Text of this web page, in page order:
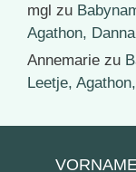
mgl zu
Agathon,
Annemarie zu
Leetje,